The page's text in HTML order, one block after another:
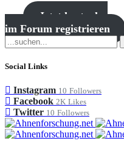
Jetzt kostenlos
im Forum registrieren
Social Links
Instagram 10 Followers
Facebook 2K Likes
Twitter 10 Followers